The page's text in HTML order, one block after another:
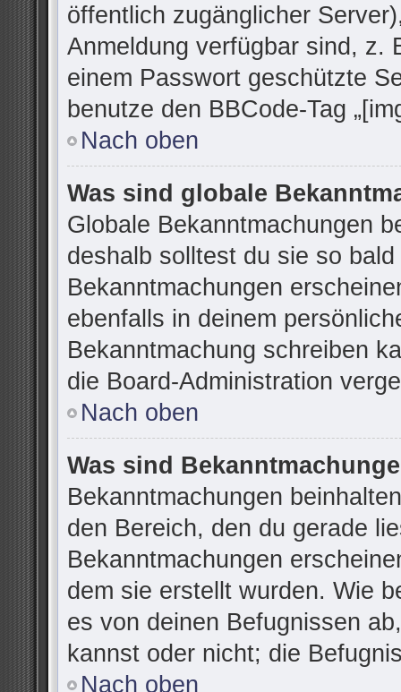
öffentlich zugänglicher
Anmeldung verfügbar sind, z.
einem Passwort geschützte
benutze den BBCode-Tag
Nach oben
Was sind globale
Globale Bekanntmachungen
deshalb solltest du sie so
Bekanntmachungen
ebenfalls in deinem
Bekanntmachung schreiben
die Board-Administration
Nach oben
Was sind
Bekanntmachungen
den Bereich, den du gerade
Bekanntmachungen
dem sie erstellt wurden. Wie
es von deinen Befugnissen
kannst oder nicht; die
Nach oben